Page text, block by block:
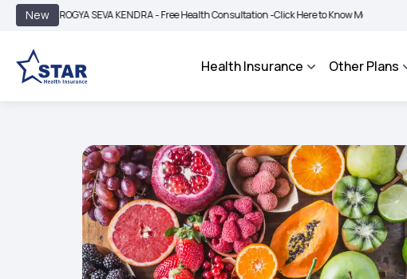
New
AROGYA SEVA KENDRA - Free Health Consultation -Click Here to Know More | BIMA
Health Insurance Other Plans